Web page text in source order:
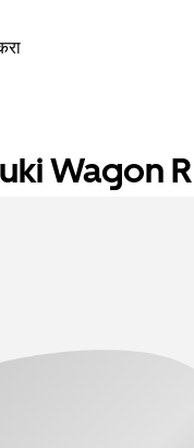
Wagon R